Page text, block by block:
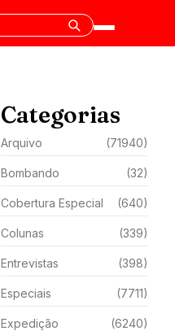
Categorias
Arquivo (71940)
Bombando (32)
Cobertura Especial (640)
Colunas (339)
Entrevistas (398)
Especiais (7711)
Expedição (6240)